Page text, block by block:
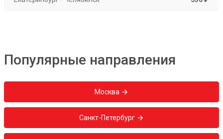
Популярные направления
Москва
Санкт-Петербург